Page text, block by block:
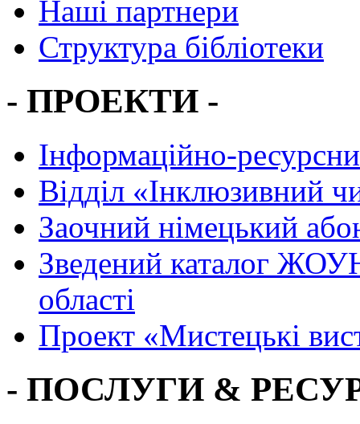
Наші партнери
Структура бібліотеки
- ПРОЕКТИ -
Інформаційно-
Вiддiл «Інклюзивний
Заочний німецький
Зведений каталог
області
Проект «Мистецькі
- ПОСЛУГИ &